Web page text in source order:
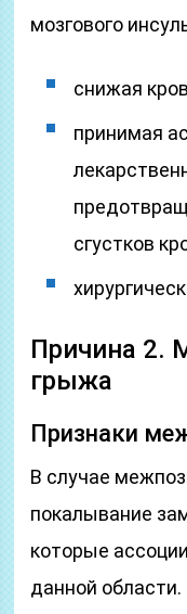
мозгового
снижая
принимая
сгустков
Причина 2.
грыжа
Признаки
В случае
покалывание
которые
данной области.